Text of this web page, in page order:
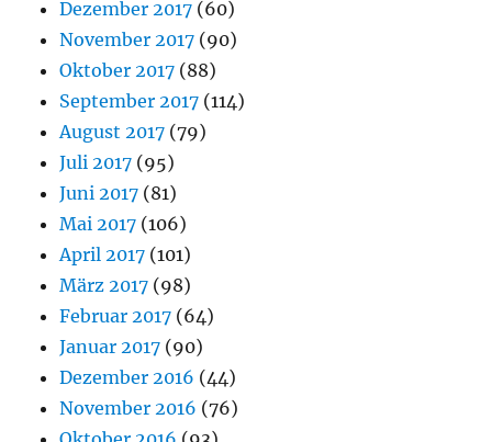
Dezember 2017 (60)
November 2017 (90)
Oktober 2017 (88)
September 2017 (114)
August 2017 (79)
Juli 2017 (95)
Juni 2017 (81)
Mai 2017 (106)
April 2017 (101)
März 2017 (98)
Februar 2017 (64)
Januar 2017 (90)
Dezember 2016 (44)
November 2016 (76)